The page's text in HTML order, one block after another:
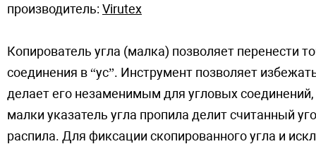
производитель: Virutex
Копирователь угла (малка) позволяет перенести
соединения в “ус”. Инструмент позволяет
делает его незаменимым для угловых
малки указатель угла пропила делит считанный
распила. Для фиксации скопированного угла и